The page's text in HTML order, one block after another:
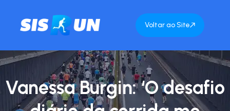
Voltar ao Site
Vanessa Burgin: ‘O desafio